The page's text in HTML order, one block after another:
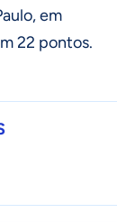
em
22 pontos.